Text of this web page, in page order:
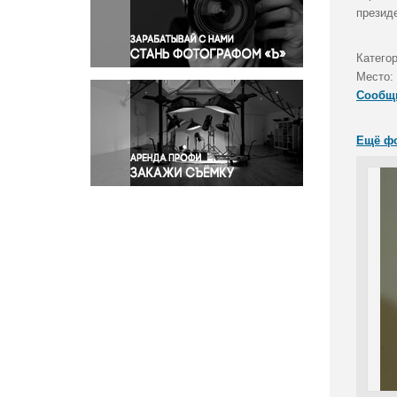
Правосудие
Происшествия и конфликты
Религия
Светская жизнь
Спорт
Экология
Экономика и бизнес
Место:
Ещё